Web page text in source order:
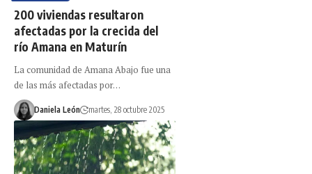
200 viviendas resultaron
afectadas por la crecida del
río Amana en Maturín
La comunidad de Amana Abajo fue una
de las más afectadas por…
Daniela León martes, 28 octubre 2025